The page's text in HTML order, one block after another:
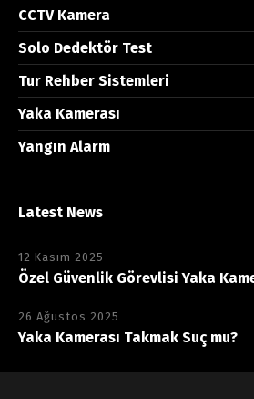
CCTV Kamera
Solo Dedektör Test
Tur Rehber Sistemleri
Yaka Kamerası
Yangın Alarm
Latest News
12 Kasım 2025
Özel Güvenlik Görevlisi Yaka
26 Ağustos 2025
Yaka Kamerası Takmak Suç mu?